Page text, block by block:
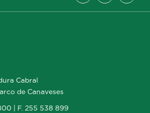
Cabral
de Canaveses
| F. 255 538 899